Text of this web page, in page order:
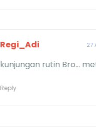
Regi_Adi 27
kunjungan rutin Bro...
Reply